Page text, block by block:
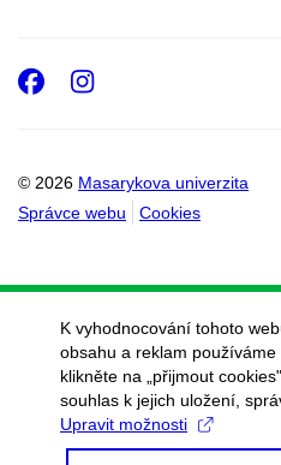
© 2026 Masarykova univerzita
Správce webu
Cookies
Facebook
Instagram
K vyhodnocování tohoto
obsahu a reklam
klikněte na „přijmout
souhlas k jejich uložení,
Upravit možnosti